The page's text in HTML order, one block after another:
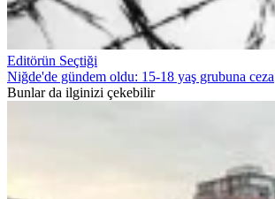
Editörün Seçtiği
Niğde'de gündem oldu: 15-18 yaş grubuna ceza
Bunlar da ilginizi çekebilir